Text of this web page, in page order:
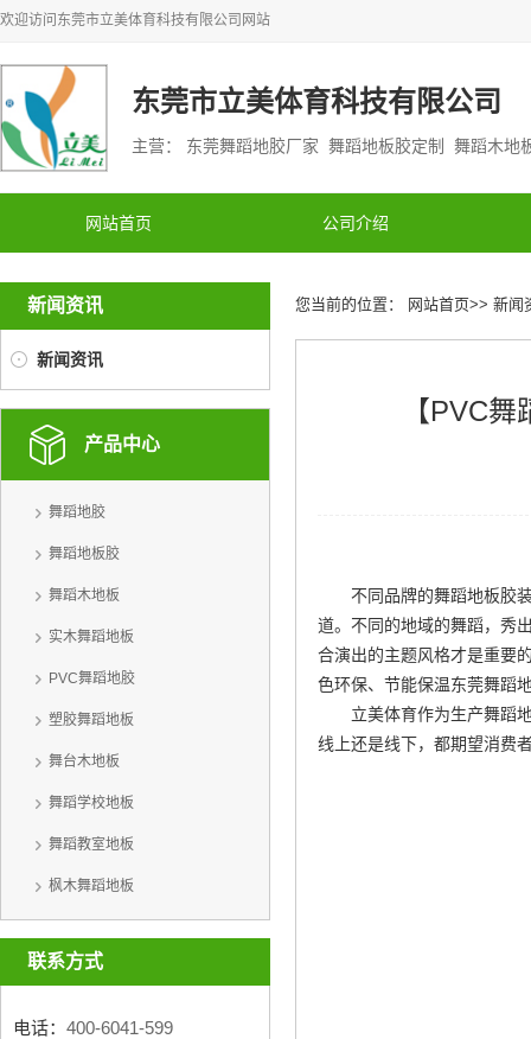
欢迎访问 东莞市立美体育科技有限公司 网站
东莞市立美体育科技有限公司
主营： 东莞舞蹈地胶厂家 舞蹈地板胶定制 舞蹈木
网站首页 公司介绍
新闻资讯
新闻资讯
产品中心
舞蹈地胶
舞蹈地板胶
舞蹈木地板
实木舞蹈地板
PVC舞蹈地胶
塑胶舞蹈地板
舞台木地板
舞蹈学校地板
舞蹈教室地板
枫木舞蹈地板
联系方式
电话： 400-6041-599
您当前的位置： 网站首页>> 新闻
【PVC
不同品牌的舞蹈地板胶
道。不同的地域的舞蹈，秀
合演出的主题风格才是重要
色环保、节能保温东莞舞蹈
立美体育作为生产舞蹈
线上还是线下，都期望消费